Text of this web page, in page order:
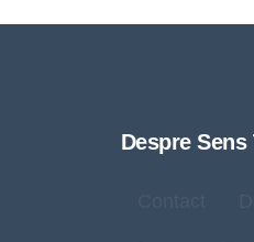
Despre Sens